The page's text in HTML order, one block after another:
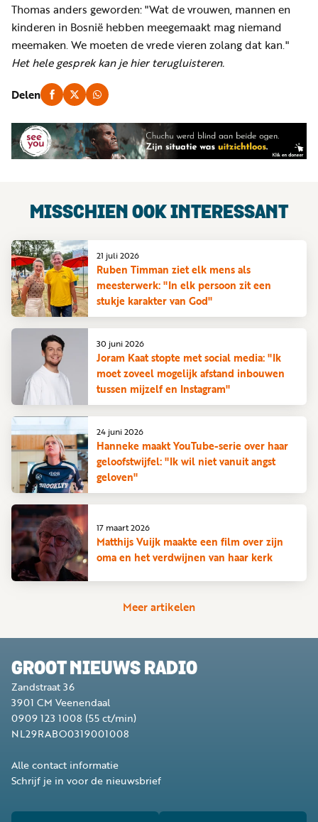
Thomas anders geworden: "Wat de vrouwen, mannen en
kinderen in Bosnië hebben meegemaakt mag niemand
meemaken. We moeten de vrede vieren zolang dat kan."
Het hele gesprek kan je hier terugluisteren.
Delen
MISSCHIEN OOK INTERESSANT
Ruben Timman ziet elk mens als
meesterwerk: "In elk persoon zit een
stukje karakter van God"
21 juli 2026
Joram Kaat stopte met social media: "Ik
moet zoveel mogelijk afstand inbouwen
tussen mijzelf en Instagram"
30 juni 2026
Hanneke maakt YouTube-serie over haar
geloofstwijfel: "Ik wil niet vanuit angst
geloven"
24 juni 2026
Matthijs Vuijk maakte een film over zijn
oma en het verdwijnen van haar kerk
17 maart 2026
Meer artikelen
GROOT NIEUWS RADIO
Zandstraat 36
3901 CM Veenendaal
0909 123 1008 (55 ct/min)
NL29RABO0319001008
Alle contact informatie
Schrijf je in voor de nieuwsbrief